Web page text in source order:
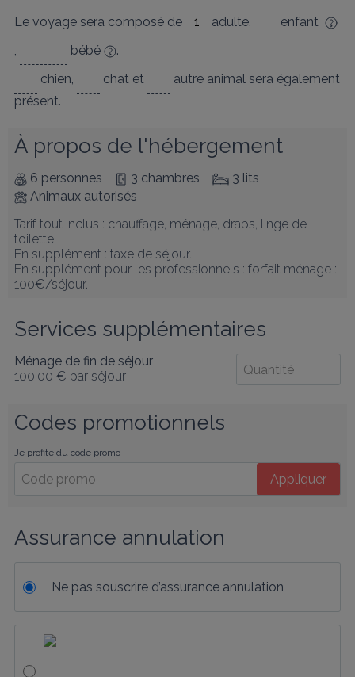
Le voyage sera composé de adulte,
enfant
,
bébé
.
chien, chat et autre animal sera également
présent.
À propos de l'hébergement
6 personnes 3 chambres
3 lits
Animaux autorisés
Tarif tout inclus : chauffage, ménage, draps, linge de
toilette.
En supplément : taxe de séjour.
En supplément pour les professionnels : forfait ménage :
100€/séjour.
Services supplémentaires
Ménage de fin de séjour
100,00 € par séjour
Codes promotionnels
Je profite du code promo
Appliquer
Assurance annulation
Ne pas souscrire d’assurance annulation